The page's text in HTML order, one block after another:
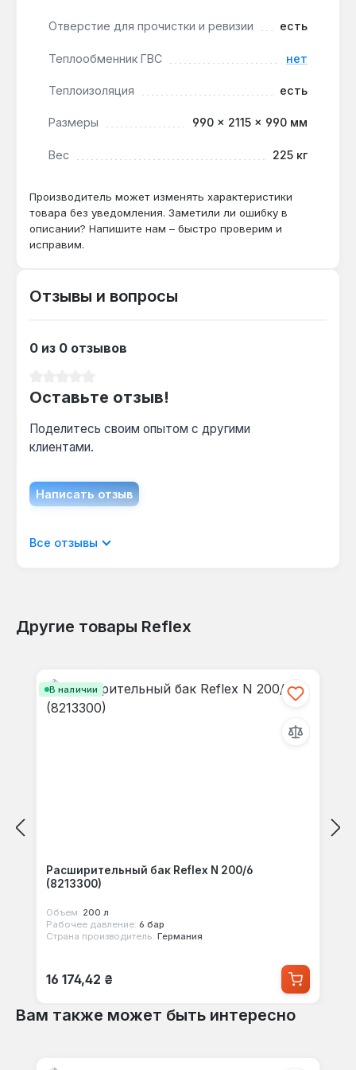
стабилизация температуры и снижение расхода
год, доставка по Украине.
Подходит ли для системы с тепловым
насосом мощностью 12 кВт?
Да — объем 921 л и теплообменник на 16 бар
работы насоса при дельте 10 °C,
предотвращая частые пуски компрессора.
При использовании с твердотопливным
2 года; при жесткости выше 10 °dH —
Отверстие для прочистки и ревизии есть
Теплообменник ГВС нет
Теплоизоляция есть
Размеры 990 × 2115 × 990 мм
Вес 225 кг
Производитель может изменять характеристики
товара без уведомления. Заметили ли ошибку в
описании? Напишите нам – быстро проверим и
исправим.
Отзывы и вопросы
0 из 0 отзывов
Оставьте отзыв!
Поделитесь своим опытом с другими
клиентами.
Написать отзыв
Отображать отзывы только на текущем
Все отзывы
Другие товары Reflex
В наличии
Расширительный бак Reflex N 200/6
(8213300)
Объем: 200 л
Рабочее давление: 6 бар
Страна производитель: Германия
Обычная цена:
16 174,42 ₴
Вам также может быть интересно